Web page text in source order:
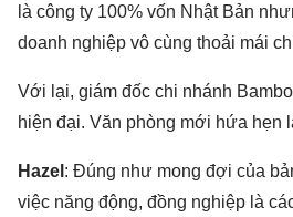
là công ty 100% vốn Nhật Bản
doanh nghiệp vô cùng thoải mái
Với lại, giám đốc chi nhánh
hiện đại. Văn phòng mới hứa hẹn
Hazel : Đúng như mong đợi của
việc năng động, đồng nghiệp là